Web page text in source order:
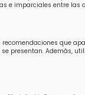
e imparciales entre las
que
presentan. Además,